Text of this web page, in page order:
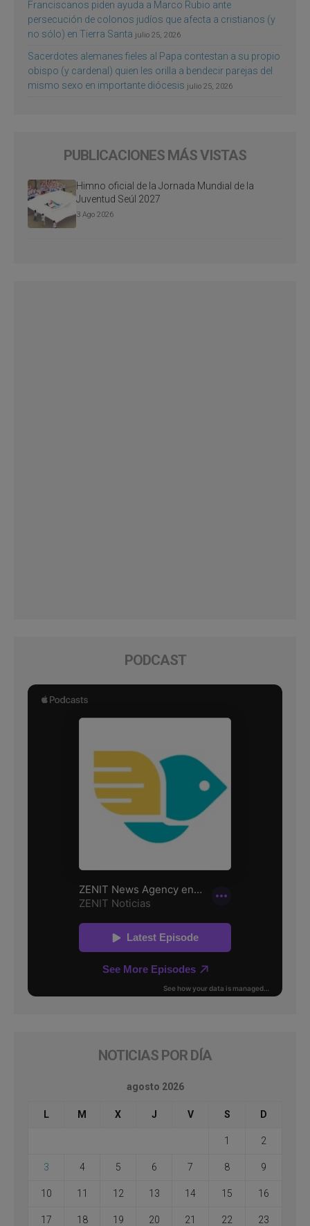
Franciscanos piden ayuda a Marco Rubio ante
persecución de colonos judíos que afecta a cristianos (y
no sólo) en Tierra Santa julio 25, 2026
Sacerdotes alemanes fieles al Papa contestan a su propio
obispo (y cardenal) quien les orilla a bendecir parejas del
mismo sexo en importante diócesis julio 25, 2026
PUBLICACIONES MÁS VISTAS
Himno oficial de la Jornada Mundial de la
Juventud Seúl 2027
3 Ago 2026
PODCAST
NOTICIAS POR DÍA
agosto 2026
L M X J V S D
1 2
3 4 5 6 7 8 9
10 11 12 13 14 15 16
17 18 19 20 21 22 23